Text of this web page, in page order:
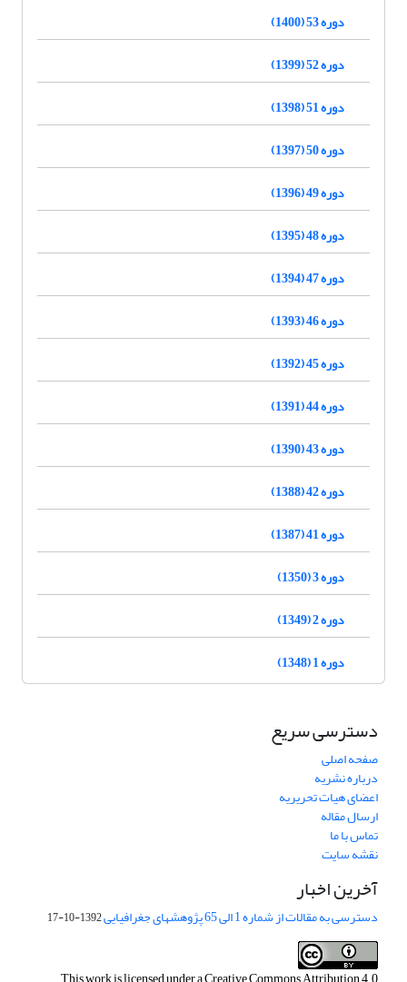
دوره 53 (1400)
دوره 52 (1399)
دوره 51 (1398)
دوره 50 (1397)
دوره 49 (1396)
دوره 48 (1395)
دوره 47 (1394)
دوره 46 (1393)
دوره 45 (1392)
دوره 44 (1391)
دوره 43 (1390)
دوره 42 (1388)
دوره 41 (1387)
دوره 3 (1350)
دوره 2 (1349)
دوره 1 (1348)
دسترسی سریع
صفحه اصلی
درباره نشریه
اعضای هیات تحریریه
ارسال مقاله
تماس با ما
نقشه سایت
آخرین اخبار
دسترسی به مقالات از شماره 1 الی 65 پژوهشهای جغرافیایی 1392-10-17